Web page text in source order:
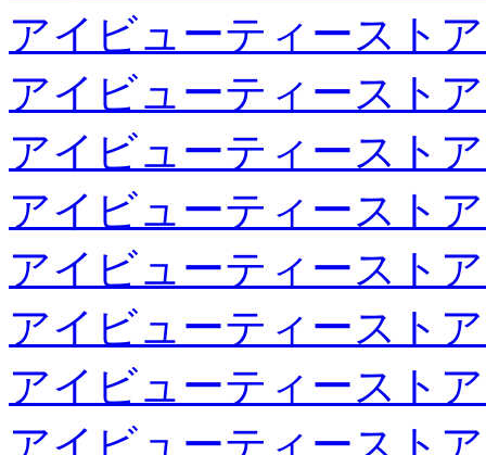
アイビューティースト
アイビューティースト
アイビューティースト
アイビューティースト
アイビューティースト
アイビューティースト
アイビューティースト
アイビューティースト